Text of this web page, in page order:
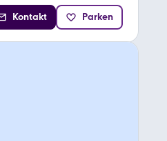
Kontakt Parken